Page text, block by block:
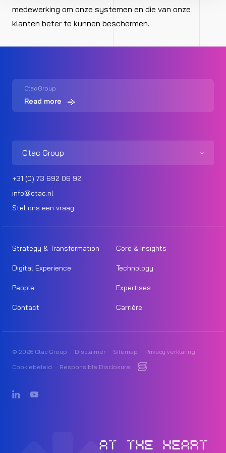
medewerking om onze systemen en die van onze
klanten beter te kunnen beschermen.
Ctac Group
Read more
Ctac Group
+31 (0) 73 692 06 92
info@ctac.nl
Stel ons een vraag
Strategy & Transformation Core & Insights
Digital Experience Technology
People Expertises
Contact Carrière
© 2026 Ctac Group Disclaimer Sitemap
Privacy verklaring
Cookiebeleid
Responsible Disclosure
AT THE HEART